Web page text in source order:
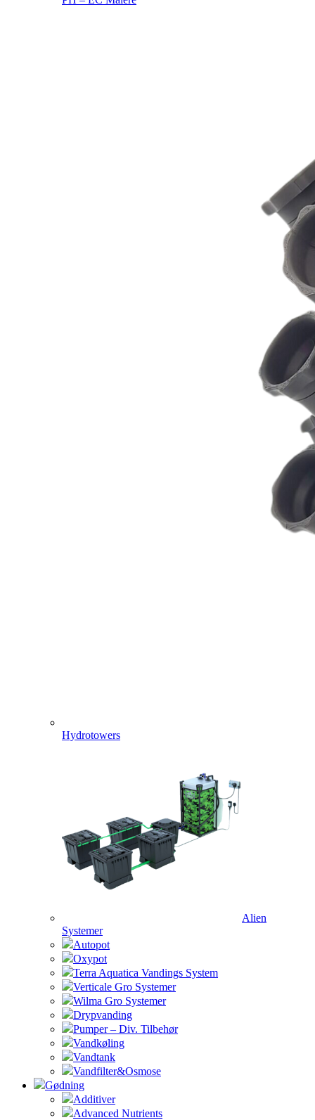
Hydrotowers
Alien
Systemer
Autopot
Oxypot
Terra Aquatica Vandings System
Verticale Gro Systemer
Wilma Gro Systemer
Drypvanding
Pumper – Div. Tilbehør
Vandkøling
Vandtank
Vandfilter&Osmose
Gødning
Additiver
Advanced Nutrients